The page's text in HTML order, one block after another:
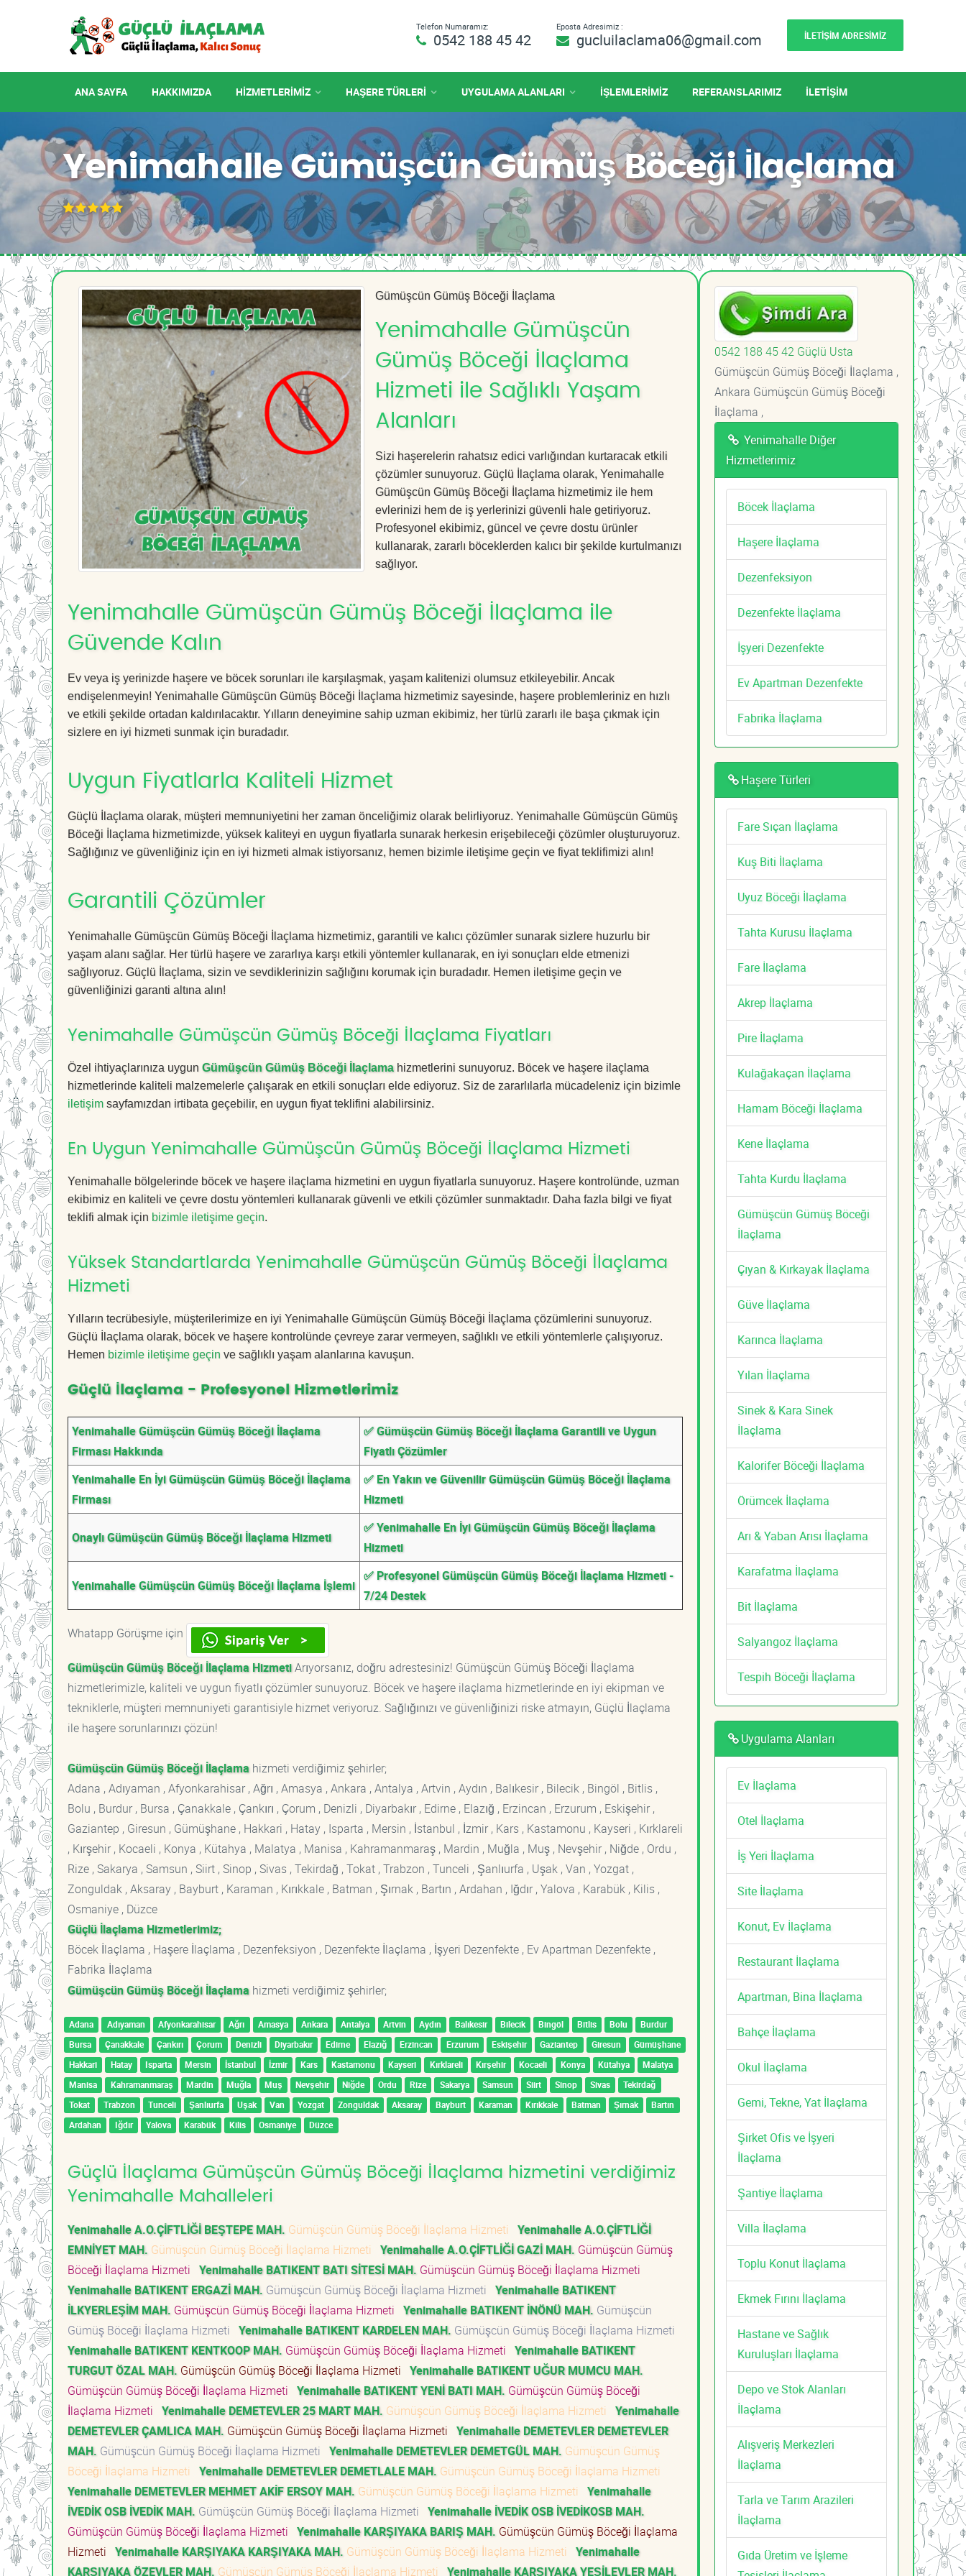
Telefon Numaramız:
0542 188 45 42
Eposta Adresimiz :
gucluilaclama06@gmail.com İLETİŞİM ADRESİMİZ
ANA SAYFA HAKKIMIZDA HIZMETLERIMIZ HAŞERE TÜRLERİ UYGULAMA ALANLARI İŞLEMLERİMİZ REFERANSLARIMIZ İLETİŞİM
Yenimahalle Gümüşcün Gümüş Böceği İlaçlama
Gümüşcün Gümüş Böceği İlaçlama
Yenimahalle Gümüşcün
Gümüş Böceği İlaçlama
Hizmeti ile Sağlıklı Yaşam
Alanları
Sizi haşerelerin rahatsız edici varlığından kurtaracak etkili
çözümler sunuyoruz. Güçlü İlaçlama olarak, Yenimahalle
Gümüşcün Gümüş Böceği İlaçlama hizmetimiz ile hem
evlerinizi hem de iş yerlerinizi güvenli hale getiriyoruz.
Profesyonel ekibimiz, güncel ve çevre dostu ürünler
kullanarak, zararlı böceklerden kalıcı bir şekilde kurtulmanızı
sağlıyor.
Yenimahalle Gümüşcün Gümüş Böceği İlaçlama ile
Güvende Kalın
Ev veya iş yerinizde haşere ve böcek sorunları ile karşılaşmak, yaşam kalitenizi olumsuz etkileyebilir. Ancak
endişelenmeyin! Yenimahalle Gümüşcün Gümüş Böceği İlaçlama hizmetimiz sayesinde, haşere problemleriniz en hızlı
ve etkili şekilde ortadan kaldırılacaktır. Yılların deneyimine sahip uzman ekibimiz, her türlü zararlı ile başa çıkmak için
sizlere en iyi hizmeti sunmak için buradadır.
Uygun Fiyatlarla Kaliteli Hizmet
Güçlü İlaçlama olarak, müşteri memnuniyetini her zaman önceliğimiz olarak belirliyoruz. Yenimahalle Gümüşcün Gümüş
Böceği İlaçlama hizmetimizde, yüksek kaliteyi en uygun fiyatlarla sunarak herkesin erişebileceği çözümler oluşturuyoruz.
Sağlığınız ve güvenliğiniz için en iyi hizmeti almak istiyorsanız, hemen bizimle iletişime geçin ve fiyat teklifimizi alın!
Garantili Çözümler
Yenimahalle Gümüşcün Gümüş Böceği İlaçlama hizmetimiz, garantili ve kalıcı çözümler sunarak sizlere huzurlu bir
yaşam alanı sağlar. Her türlü haşere ve zararlıya karşı etkili yöntemler kullanarak, en iyi sonuçları elde etmenizi
sağlıyoruz. Güçlü İlaçlama, sizin ve sevdiklerinizin sağlığını korumak için buradadır. Hemen iletişime geçin ve
güvenliğinizi garanti altına alın!
Yenimahalle Gümüşcün Gümüş Böceği İlaçlama Fiyatları
Özel ihtiyaçlarınıza uygun Gümüşcün Gümüş Böceği İlaçlamahizmetlerini sunuyoruz. Böcek ve haşere ilaçlama
hizmetlerinde kaliteli malzemelerle çalışarak en etkili sonuçları elde ediyoruz. Siz de zararlılarla mücadeleniz için bizimle
iletişim sayfamızdan irtibata geçebilir, en uygun fiyat teklifini alabilirsiniz.
En Uygun Yenimahalle Gümüşcün Gümüş Böceği İlaçlama Hizmeti
Yenimahalle bölgelerinde böcek ve haşere ilaçlama hizmetini en uygun fiyatlarla sunuyoruz. Haşere kontrolünde, uzman
ekibimiz en kaliteli ve çevre dostu yöntemleri kullanarak güvenli ve etkili çözümler sunmaktadır. Daha fazla bilgi ve fiyat
teklifi almak için bizimle iletişime geçin.
Yüksek Standartlarda Yenimahalle Gümüşcün Gümüş Böceği İlaçlama
Hizmeti
Yılların tecrübesiyle, müşterilerimize en iyi Yenimahalle Gümüşcün Gümüş Böceği İlaçlama çözümlerini sunuyoruz.
Güçlü İlaçlama olarak, böcek ve haşere kontrolünde çevreye zarar vermeyen, sağlıklı ve etkili yöntemlerle çalışıyoruz.
Hemen bizimle iletişime geçin ve sağlıklı yaşam alanlarına kavuşun.
Güçlü İlaçlama - Profesyonel Hizmetlerimiz
Yenimahalle Gümüşcün Gümüş Böceği İlaçlama
Firması Hakkında
✅ Gümüşcün Gümüş Böceği İlaçlama Garantili ve Uygun
Fiyatlı Çözümler
Yenimahalle En İyi Gümüşcün Gümüş Böceği İlaçlama
Firması
✅ En Yakın ve Güvenilir Gümüşcün Gümüş Böceği İlaçlama
Hizmeti
Onaylı Gümüşcün Gümüş Böceği İlaçlama Hizmeti
✅ Yenimahalle En İyi Gümüşcün Gümüş Böceği İlaçlama
Hizmeti
Yenimahalle Gümüşcün Gümüş Böceği İlaçlama İşlemi
✅ Profesyonel Gümüşcün Gümüş Böceği İlaçlama Hizmeti -
7/24 Destek
Whatapp Görüşme için
Gümüşcün Gümüş Böceği İlaçlama HizmetiArıyorsanız, doğru adrestesiniz! Gümüşcün Gümüş Böceği İlaçlama
hizmetlerimizle, kaliteli ve uygun fiyatlı çözümler sunuyoruz. Böcek ve haşere ilaçlama hizmetlerinde en iyi ekipman ve
tekniklerle, müşteri memnuniyeti garantisiyle hizmet veriyoruz. Sağlığınızı ve güvenliğinizi riske atmayın, Güçlü İlaçlama
ile haşere sorunlarınızı çözün!
Gümüşcün Gümüş Böceği İlaçlama hizmeti verdiğimiz şehirler;
Adana , Adıyaman , Afyonkarahisar , Ağrı , Amasya , Ankara , Antalya , Artvin , Aydın , Balıkesir , Bilecik , Bingöl , Bitlis ,
Bolu , Burdur , Bursa , Çanakkale , Çankırı , Çorum , Denizli , Diyarbakır , Edirne , Elazığ , Erzincan , Erzurum , Eskişehir ,
Gaziantep , Giresun , Gümüşhane , Hakkari , Hatay , Isparta , Mersin , İstanbul , İzmir , Kars , Kastamonu , Kayseri , Kırklareli
, Kırşehir , Kocaeli , Konya , Kütahya , Malatya , Manisa , Kahramanmaraş , Mardin , Muğla , Muş , Nevşehir , Niğde , Ordu ,
Rize , Sakarya , Samsun , Siirt , Sinop , Sivas , Tekirdağ , Tokat , Trabzon , Tunceli , Şanlıurfa , Uşak , Van , Yozgat ,
Zonguldak , Aksaray , Bayburt , Karaman , Kırıkkale , Batman , Şırnak , Bartın , Ardahan , Iğdır , Yalova , Karabük , Kilis ,
Osmaniye , Düzce
Güçlü İlaçlama Hizmetlerimiz;
Böcek İlaçlama , Haşere İlaçlama , Dezenfeksiyon , Dezenfekte İlaçlama , İşyeri Dezenfekte , Ev Apartman Dezenfekte ,
Fabrika İlaçlama
Gümüşcün Gümüş Böceği İlaçlama hizmeti verdiğimiz şehirler;
Adana Adıyaman Afyonkarahisar Ağrı Amasya Ankara Antalya Artvin Aydın Balıkesir Bilecik Bingöl Bitlis Bolu
Burdur
Bursa
Çanakkale Çankırı Çorum Denizli Diyarbakır Edirne Elazığ Erzincan Erzurum Eskişehir Gaziantep Giresun
Gümüşhane
Hakkari
Hatay Isparta Mersin İstanbul İzmir Kars Kastamonu Kayseri Kırklareli Kırşehir Kocaeli Konya Kütahya
Malatya
Manisa
Kahramanmaraş Mardin Muğla Muş Nevşehir Niğde Ordu Rize Sakarya Samsun Siirt Sinop Sivas
Tekirdağ
Tokat
Trabzon Tunceli Şanlıurfa Uşak Van Yozgat Zonguldak Aksaray Bayburt Karaman Kırıkkale Batman Şırnak
Bartın
Ardahan
Iğdır Yalova Karabük Kilis Osmaniye Düzce
Güçlü İlaçlama Gümüşcün Gümüş Böceği İlaçlama hizmetini verdiğimiz
Yenimahalle Mahalleleri
Yenimahalle A.O.ÇİFTLİĞİ BEŞTEPE MAH. Gümüşcün Gümüş Böceği İlaçlama Hizmeti Yenimahalle A.O.ÇİFTLİĞİ
EMNİYET MAH. Gümüşcün Gümüş Böceği İlaçlama Hizmeti Yenimahalle A.O.ÇİFTLİĞİ GAZİ MAH. Gümüşcün Gümüş
Böceği İlaçlama Hizmeti Yenimahalle BATIKENT BATI SİTESİ MAH. Gümüşcün Gümüş Böceği İlaçlama Hizmeti
Yenimahalle BATIKENT ERGAZİ MAH. Gümüşcün Gümüş Böceği İlaçlama Hizmeti Yenimahalle BATIKENT
İLKYERLEŞİM MAH. Gümüşcün Gümüş Böceği İlaçlama Hizmeti Yenimahalle BATIKENT İNÖNÜ MAH. Gümüşcün
Gümüş Böceği İlaçlama Hizmeti Yenimahalle BATIKENT KARDELEN MAH. Gümüşcün Gümüş Böceği İlaçlama Hizmeti
Yenimahalle BATIKENT KENTKOOP MAH. Gümüşcün Gümüş Böceği İlaçlama Hizmeti Yenimahalle BATIKENT
TURGUT ÖZAL MAH. Gümüşcün Gümüş Böceği İlaçlama Hizmeti Yenimahalle BATIKENT UĞUR MUMCU MAH.
Gümüşcün Gümüş Böceği İlaçlama Hizmeti Yenimahalle BATIKENT YENİ BATI MAH. Gümüşcün Gümüş Böceği
İlaçlama Hizmeti Yenimahalle DEMETEVLER 25 MART MAH. Gümüşcün Gümüş Böceği İlaçlama Hizmeti Yenimahalle
DEMETEVLER ÇAMLICA MAH. Gümüşcün Gümüş Böceği İlaçlama Hizmeti Yenimahalle DEMETEVLER DEMETEVLER
MAH. Gümüşcün Gümüş Böceği İlaçlama Hizmeti Yenimahalle DEMETEVLER DEMETGÜL MAH. Gümüşcün Gümüş
Böceği İlaçlama Hizmeti Yenimahalle DEMETEVLER DEMETLALE MAH. Gümüşcün Gümüş Böceği İlaçlama Hizmeti
Yenimahalle DEMETEVLER MEHMET AKİF ERSOY MAH. Gümüşcün Gümüş Böceği İlaçlama Hizmeti Yenimahalle
İVEDİK OSB İVEDİK MAH. Gümüşcün Gümüş Böceği İlaçlama Hizmeti Yenimahalle İVEDİK OSB İVEDİKOSB MAH.
Gümüşcün Gümüş Böceği İlaçlama Hizmeti Yenimahalle KARŞIYAKA BARIŞ MAH. Gümüşcün Gümüş Böceği İlaçlama
Hizmeti Yenimahalle KARŞIYAKA KARŞIYAKA MAH. Gümüşcün Gümüş Böceği İlaçlama Hizmeti Yenimahalle
KARŞIYAKA ÖZEVLER MAH. Gümüşcün Gümüş Böceği İlaçlama Hizmeti Yenimahalle KARŞIYAKA YEŞİLEVLER MAH.
0542 188 45 42 Güçlü Usta
Gümüşcün Gümüş Böceği İlaçlama ,
Ankara Gümüşcün Gümüş Böceği
İlaçlama ,
Yenimahalle Diğer
Hizmetlerimiz
Böcek İlaçlama
Haşere İlaçlama
Dezenfeksiyon
Dezenfekte İlaçlama
İşyeri Dezenfekte
Ev Apartman Dezenfekte
Fabrika İlaçlama
Haşere Türleri
Fare Sıçan İlaçlama
Kuş Biti İlaçlama
Uyuz Böceği İlaçlama
Tahta Kurusu İlaçlama
Fare İlaçlama
Akrep İlaçlama
Pire İlaçlama
Kulağakaçan İlaçlama
Hamam Böceği İlaçlama
Kene İlaçlama
Tahta Kurdu İlaçlama
Gümüşcün Gümüş Böceği
İlaçlama
Çıyan & Kırkayak İlaçlama
Güve İlaçlama
Karınca İlaçlama
Yılan İlaçlama
Sinek & Kara Sinek
İlaçlama
Kalorifer Böceği İlaçlama
Örümcek İlaçlama
Arı & Yaban Arısı İlaçlama
Karafatma İlaçlama
Bit İlaçlama
Salyangoz İlaçlama
Tespih Böceği İlaçlama
Uygulama Alanları
Ev İlaçlama
Otel İlaçlama
İş Yeri İlaçlama
Site İlaçlama
Konut, Ev İlaçlama
Restaurant İlaçlama
Apartman, Bina İlaçlama
Bahçe İlaçlama
Okul İlaçlama
Gemi, Tekne, Yat İlaçlama
Şirket Ofis ve İşyeri
İlaçlama
Şantiye İlaçlama
Villa İlaçlama
Toplu Konut İlaçlama
Ekmek Fırını İlaçlama
Hastane ve Sağlık
Kuruluşları İlaçlama
Depo ve Stok Alanları
İlaçlama
Alışveriş Merkezleri
İlaçlama
Tarla ve Tarım Arazileri
İlaçlama
Gıda Üretim ve İşleme